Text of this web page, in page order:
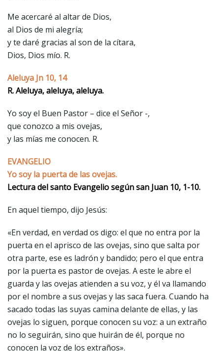
Me acercaré al altar de Dios,
al Dios de mi alegría;
y te daré gracias al son de la cítara,
Dios, Dios mío. R.
Aleluya Jn 10, 14
R. Aleluya, aleluya, aleluya.
Yo soy el Buen Pastor – dice el Señor -,
que conozco a mis ovejas,
y las mías me conocen. R.
EVANGELIO
Yo soy la puerta de las ovejas.
Lectura del santo Evangelio según san Juan 10, 1-10.
En aquel tiempo, dijo Jesús:
«En verdad, en verdad os digo: el que no entra por la
puerta en el aprisco de las ovejas, sino que salta por
otra parte, ese es ladrón y bandido; pero el que entra
por la puerta es pastor de ovejas. A este le abre el
guarda y las ovejas atienden a su voz, y él va llamando
por el nombre a sus ovejas y las saca fuera. Cuando ha
sacado todas las suyas camina delante de ellas, y las
ovejas lo siguen, porque conocen su voz: a un extraño
no lo seguirán, sino que huirán de él, porque no
conocen la voz de los extraños».